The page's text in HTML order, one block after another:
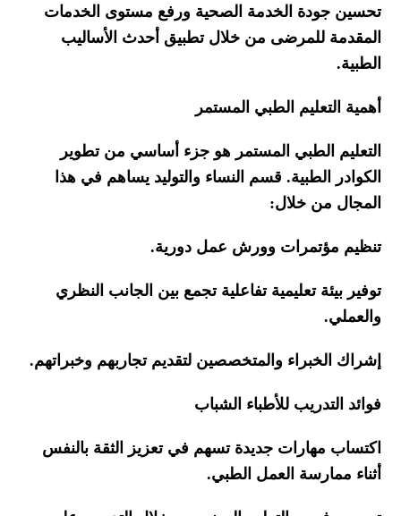
تحسين جودة الخدمة الصحية ورفع مستوى الخدمات
المقدمة للمرضى من خلال تطبيق أحدث الأساليب
الطبية.
أهمية التعليم الطبي المستمر
التعليم الطبي المستمر هو جزء أساسي من تطوير
الكوادر الطبية. قسم النساء والتوليد يساهم في هذا
المجال من خلال:
تنظيم مؤتمرات وورش عمل دورية.
توفير بيئة تعليمية تفاعلية تجمع بين الجانب النظري
والعملي.
إشراك الخبراء والمتخصصين لتقديم تجاربهم وخبراتهم.
فوائد التدريب للأطباء الشباب
اكتساب مهارات جديدة تسهم في تعزيز الثقة بالنفس
أثناء ممارسة العمل الطبي.